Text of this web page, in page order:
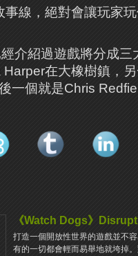
事線，絕對會讓玩家
介紹過遊戲將分成三
在大橡樹鎮，
一個就是Chris
《Watch Dogs》
打造一個開放性世界的遊戲並不
有的一切都會輕而易舉地就垮掉